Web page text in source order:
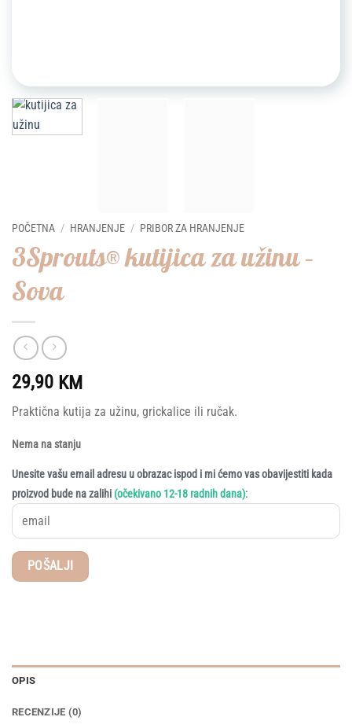
POČETNA / HRANJENJE / PRIBOR ZA HRANJENJE
3Sprouts® kutijica za užinu –
Sova
29,90 KM
Praktična kutija za užinu, grickalice ili ručak.
Nema na stanju
Unesite vašu email adresu u obrazac ispod i mi ćemo vas obavijestiti kada
proizvod bude na zalihi (očekivano 12-18 radnih dana):
OPIS
RECENZIJE (0)